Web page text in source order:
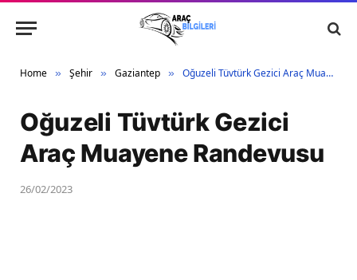
Home » Şehir » Gaziantep » Oğuzeli Tüvtürk Gezici Araç Muayene Randevusu
Oğuzeli Tüvtürk Gezici
Araç Muayene Randevusu
26/02/2023